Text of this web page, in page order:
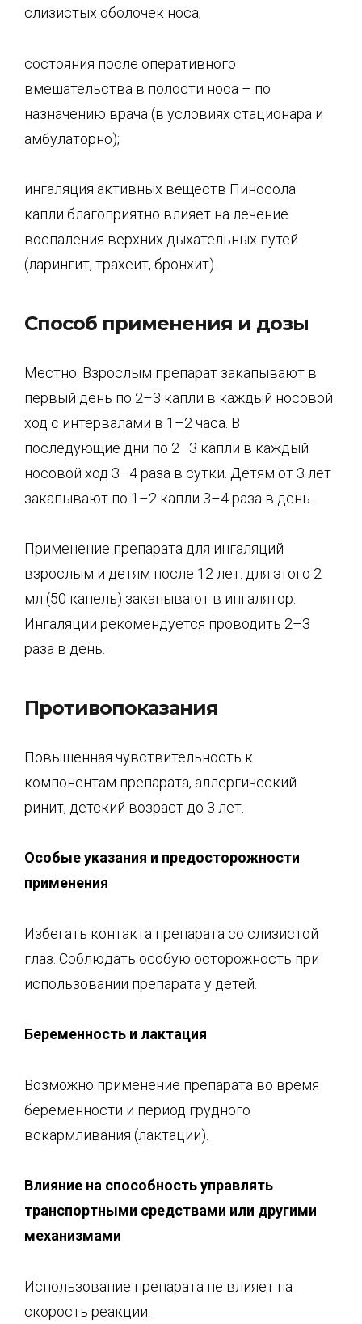
слизистых оболочек носа;
состояния после оперативного
вмешательства в полости носа – по
назначению врача (в условиях стационара и
амбулаторно);
ингаляция активных веществ Пиносола
капли благоприятно влияет на лечение
воспаления верхних дыхательных путей
(ларингит, трахеит, бронхит).
Способ применения и дозы
Местно. Взрослым препарат закапывают в
первый день по 2–3 капли в каждый носовой
ход с интервалами в 1–2 часа. В
последующие дни по 2–3 капли в каждый
носовой ход 3–4 раза в сутки. Детям от 3 лет
закапывают по 1–2 капли 3–4 раза в день.
Применение препарата для ингаляций
взрослым и детям после 12 лет: для этого 2
мл (50 капель) закапывают в ингалятор.
Ингаляции рекомендуется проводить 2–3
раза в день.
Противопоказания
Повышенная чувствительность к
компонентам препарата, аллергический
ринит, детский возраст до 3 лет.
Особые указания и предосторожности
применения
Избегать контакта препарата со слизистой
глаз. Соблюдать особую осторожность при
использовании препарата у детей.
Беременность и лактация
Возможно применение препарата во время
беременности и период грудного
вскармливания (лактации).
Влияние на способность управлять
транспортными средствами или другими
механизмами
Использование препарата не влияет на
скорость реакции.